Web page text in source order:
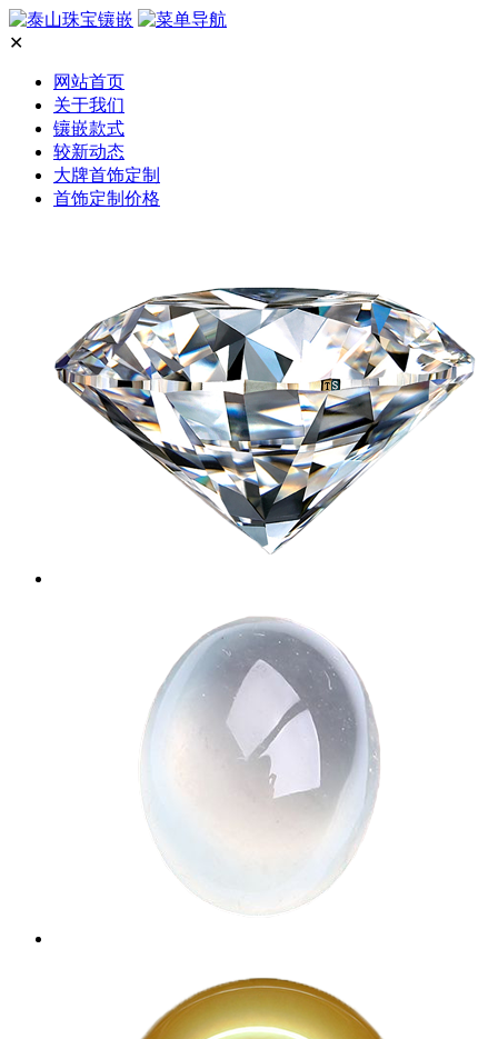
✕
网站首页
关于我们
镶嵌款式
较新动态
大牌首饰定制
首饰定制价格